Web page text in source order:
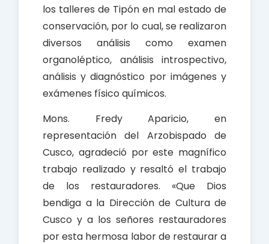
los talleres de Tipón en mal estado de
conservación, por lo cual, se realizaron
diversos análisis como examen
organoléptico, análisis introspectivo,
análisis y diagnóstico por imágenes y
exámenes físico químicos.
Mons. Fredy Aparicio, en
representación del Arzobispado de
Cusco, agradeció por este magnífico
trabajo realizado y resaltó el trabajo
de los restauradores. «Que Dios
bendiga a la Dirección de Cultura de
Cusco y a los señores restauradores
por esta hermosa labor de restaurar a